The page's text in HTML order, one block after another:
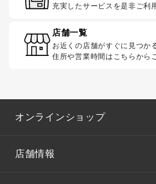
充実したサービスを是非ご利
店舗一覧
お近くの店舗がすぐに見つか
住所や営業時間はこちらから
オンラインショップ
店舗情報